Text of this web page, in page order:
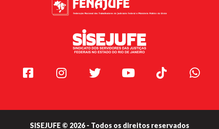
Facebook Instagram Twitter Youtube TikTok
SISEJUFE © 2026 - Todos os direitos reservados